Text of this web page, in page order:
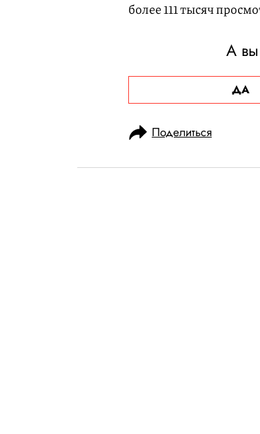
более 111 тысяч
А
ДА
Поделиться